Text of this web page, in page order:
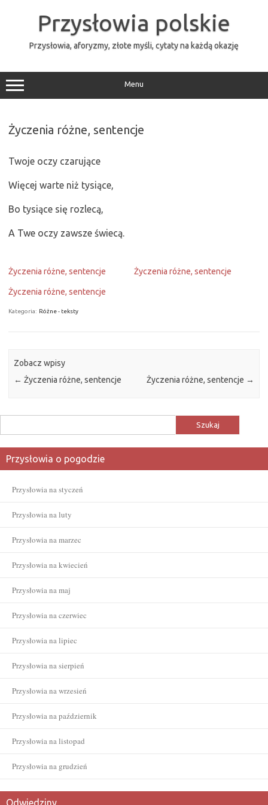
Przysłowia polskie
Przysłowia, aforyzmy, złote myśli, cytaty na każdą okazję
Menu
Życzenia różne, sentencje
Twoje oczy czarujące
Więcej warte niż tysiące,
Bo tysiące się rozlecą,
A Twe oczy zawsze świecą.
Życzenia różne, sentencje Życzenia różne, sentencje
Życzenia różne, sentencje
Kategoria: Różne - teksty
Zobacz wpisy
← Życzenia różne, sentencje Życzenia różne, sentencje →
Przysłowia o pogodzie
Przysłowia na styczeń
Przysłowia na luty
Przysłowia na marzec
Przysłowia na kwiecień
Przysłowia na maj
Przysłowia na czerwiec
Przysłowia na lipiec
Przysłowia na sierpień
Przysłowia na wrzesień
Przysłowia na październik
Przysłowia na listopad
Przysłowia na grudzień
Odwiedziny